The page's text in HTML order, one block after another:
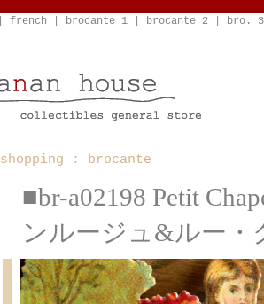
french brocante 1 brocante 2 bro. 3
shopping : brocante
■br-a02198 Petit
ンルージュ&ルー